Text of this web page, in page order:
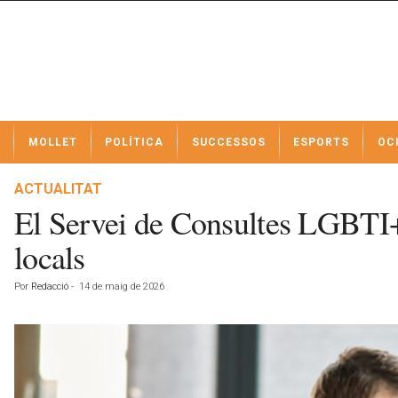
t
MOLLET POLÍTICA SUCCESSOS ESPORTS OCI
ACTUALITAT
El Servei de Consultes
locals
Por Redacció - 14 de maig de 2026